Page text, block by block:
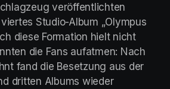
veröffentlichten
Studio-Album „Olympus
diese Formation hielt nicht
die Fans aufatmen: Nach
fand die Besetzung aus der
dritten Albums wieder